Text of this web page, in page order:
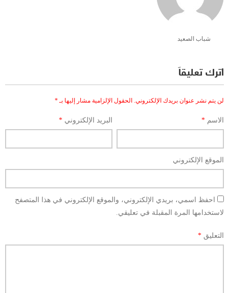
شباب الصعيد
اترك تعليقاً
لن يتم نشر عنوان بريدك الإلكتروني. الحقول الإلزامية مشار إليها بـ*
الاسم * البريد الإلكتروني*
الموقع الإلكتروني
احفظ اسمي، بريدي الإلكتروني، والموقع الإلكتروني في هذا المتصفح
لاستخدامها المرة المقبلة في تعليقي.
التعليق *